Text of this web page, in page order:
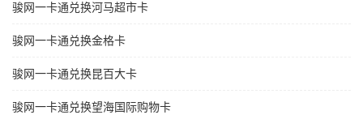
骏网一卡通兑换河马超市卡
骏网一卡通兑换金格卡
骏网一卡通兑换昆百大卡
骏网一卡通兑换望海国际购物卡